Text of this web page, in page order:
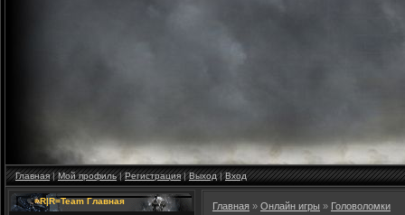
Главная|Мой профиль|Регистрация|Выход|Вход
=R|R=Team Главная Главная » Онлайн игры » Головоломки